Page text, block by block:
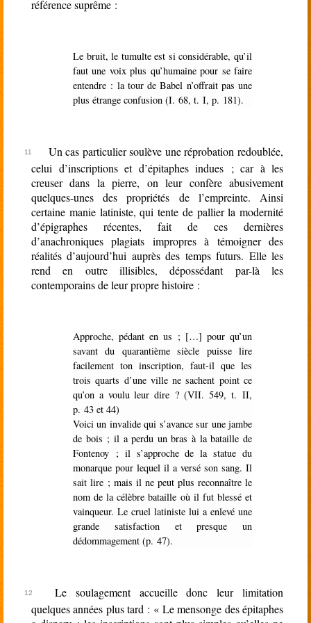
référence suprême :
Le bruit, le tumulte est si considérable, qu’il
faut une voix plus qu’humaine pour se faire
entendre : la tour de Babel n’offrait pas une
plus étrange confusion (I. 68, t. I, p. 181).
Un cas particulier soulève une réprobation redoublée,
celui d’inscriptions et d’épitaphes indues ; car à les
creuser dans la pierre, on leur confère abusivement
quelques-unes des propriétés de l’empreinte. Ainsi
certaine manie latiniste, qui tente de pallier la modernité
d’épigraphes récentes, fait de ces dernières
d’anachroniques plagiats impropres à témoigner des
réalités d’aujourd’hui auprès des temps futurs. Elle les
rend en outre illisibles, dépossédant par-là les
contemporains de leur propre histoire :
Approche, pédant en us ; […] pour qu’un
savant du quarantième siècle puisse lire
facilement ton inscription, faut-il que les
trois quarts d’une ville ne sachent point ce
qu’on a voulu leur dire ? (VII. 549, t. II,
p. 43 et 44)
Voici un invalide qui s’avance sur une jambe
de bois ; il a perdu un bras à la bataille de
Fontenoy ; il s’approche de la statue du
monarque pour lequel il a versé son sang. Il
sait lire ; mais il ne peut plus reconnaître le
nom de la célèbre bataille où il fut blessé et
vainqueur. Le cruel latiniste lui a enlevé une
grande satisfaction et presque un
dédommagement (p. 47).
Le soulagement accueille donc leur limitation
quelques années plus tard : « Le mensonge des épitaphes